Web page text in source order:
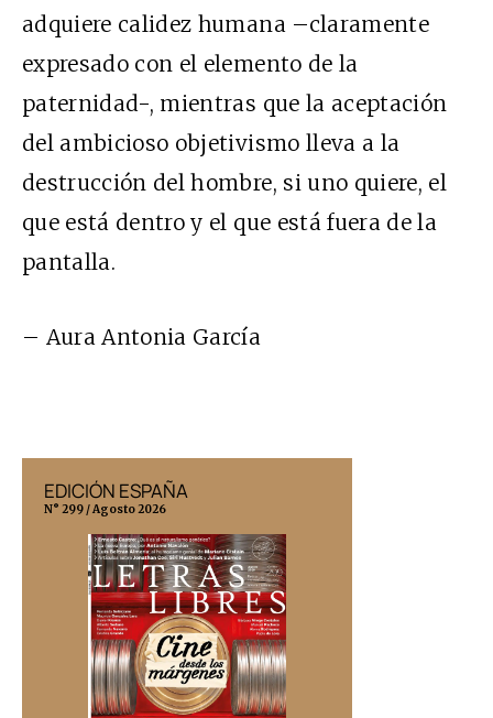
adquiere calidez humana –claramente
expresado con el elemento de la
paternidad-, mientras que la aceptación
del ambicioso objetivismo lleva a la
destrucción del hombre, si uno quiere, el
que está dentro y el que está fuera de la
pantalla.
– Aura Antonia García
EDICIÓN ESPAÑA
N° 299 / Agosto 2026